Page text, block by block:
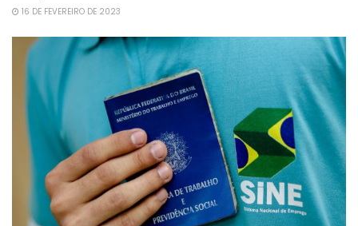
16 DE FEVEREIRO DE 2023